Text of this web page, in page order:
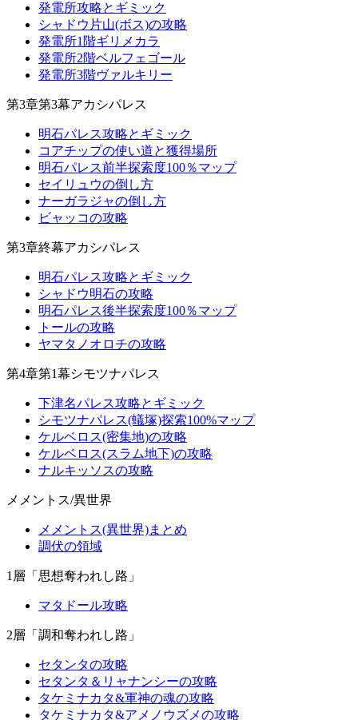
発電所攻略とギミック
シャドウ片山(ボス)の攻略
発電所1階ギリメカラ
発電所2階ベルフェゴール
発電所3階ヴァルキリー
第3章第3幕アカシパレス
明石パレス攻略とギミック
コアチップの使い道と獲得場所
明石パレス前半探索度100％マップ
セイリュウの倒し方
ナーガラジャの倒し方
ビャッコの攻略
第3章終幕アカシパレス
明石パレス攻略とギミック
シャドウ明石の攻略
明石パレス後半探索度100％マップ
トールの攻略
ヤマタノオロチの攻略
第4章第1幕シモツナパレス
下津名パレス攻略とギミック
シモツナパレス(蟻塚)探索100%マップ
ケルベロス(密集地)の攻略
ケルベロス(スラム地下)の攻略
ナルキッソスの攻略
メメントス/異世界
メメントス(異世界)まとめ
調伏の領域
1層「思想奪われし路」
マタドール攻略
2層「調和奪われし路」
セタンタの攻略
セタンタ＆リャナンシーの攻略
タケミナカタ&軍神の魂の攻略
タケミナカタ&アメノウズメの攻略